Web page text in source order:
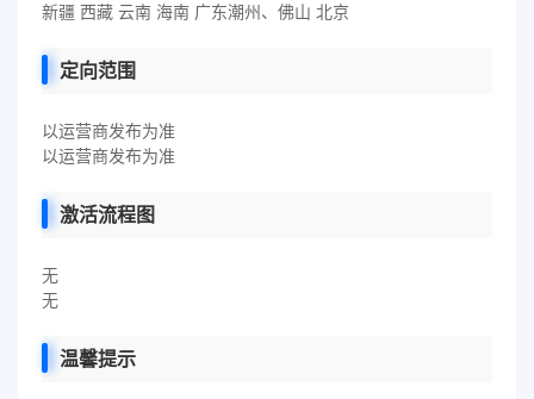
新疆 西藏 云南 海南 广东潮州、佛山 北京
定向范围
以运营商发布为准
以运营商发布为准
激活流程图
无
无
温馨提示